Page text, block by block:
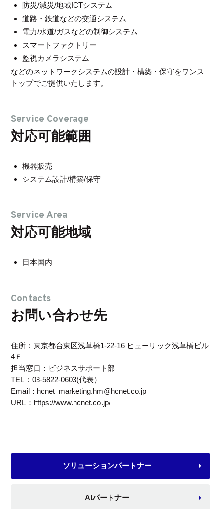
防災/減災/地域ICTシステム
道路・鉄道などの交通システム
電力/水道/ガスなどの制御システム
スマートファクトリー
監視カメラシステム
などのネットワークシステムの設計・構築・保守をワンス
トップでご提供いたします。
Service Coverage
対応可能範囲
機器販売
システム設計/構築/保守
Service Area
対応可能地域
日本国内
Contacts
お問い合わせ先
住所：東京都台東区浅草橋1-22-16 ヒューリック浅草橋ビル
4Ｆ
担当窓口：ビジネスサポート部
TEL：03-5822-0603(代表）
Email：hcnet_marketing.hm@hcnet.co.jp
URL：https://www.hcnet.co.jp/
ソリューションパートナー
AIパートナー